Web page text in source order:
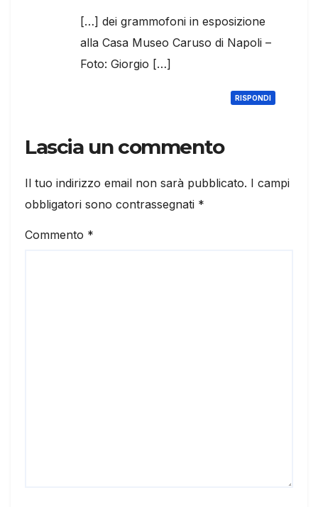
[…] dei grammofoni in esposizione
alla Casa Museo Caruso di Napoli –
Foto: Giorgio […]
RISPONDI
Lascia un commento
Il tuo indirizzo email non sarà pubblicato. I campi
obbligatori sono contrassegnati *
Commento *